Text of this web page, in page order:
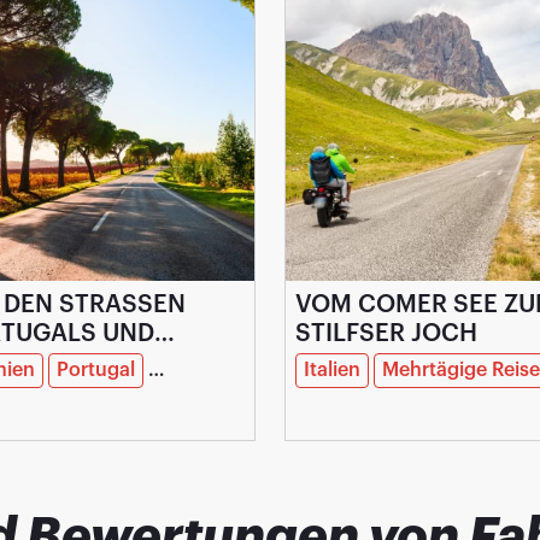
STRASSEN P
UND A
Portugal Mehrtägige Reise
VOM COMER SEE
STILFSER JOCH
Italien Mehrtägige Reise